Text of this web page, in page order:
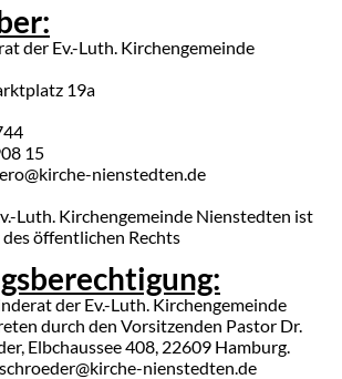
der Ev.-Luth. Kirchengemeinde
19a
15
nienstedten.de
Luth. Kirchengemeinde Nienstedten ist
öffentlichen Rechts
der Ev.-Luth. Kirchengemeinde
durch den Vorsitzenden Pastor Dr.
Elbchaussee 408, 22609 Hamburg.
nienstedten.de